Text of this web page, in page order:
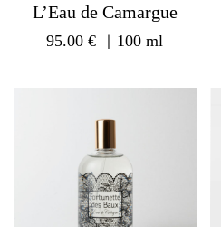
L’Eau de Camargue
95.00€ ｜100 ml